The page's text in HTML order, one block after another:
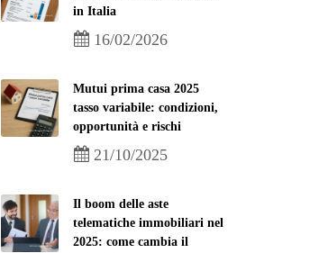
in Italia
16/02/2026
Mutui prima casa 2025
tasso variabile: condizioni,
opportunità e rischi
21/10/2025
Il boom delle aste
telematiche immobiliari nel
2025: come cambia il